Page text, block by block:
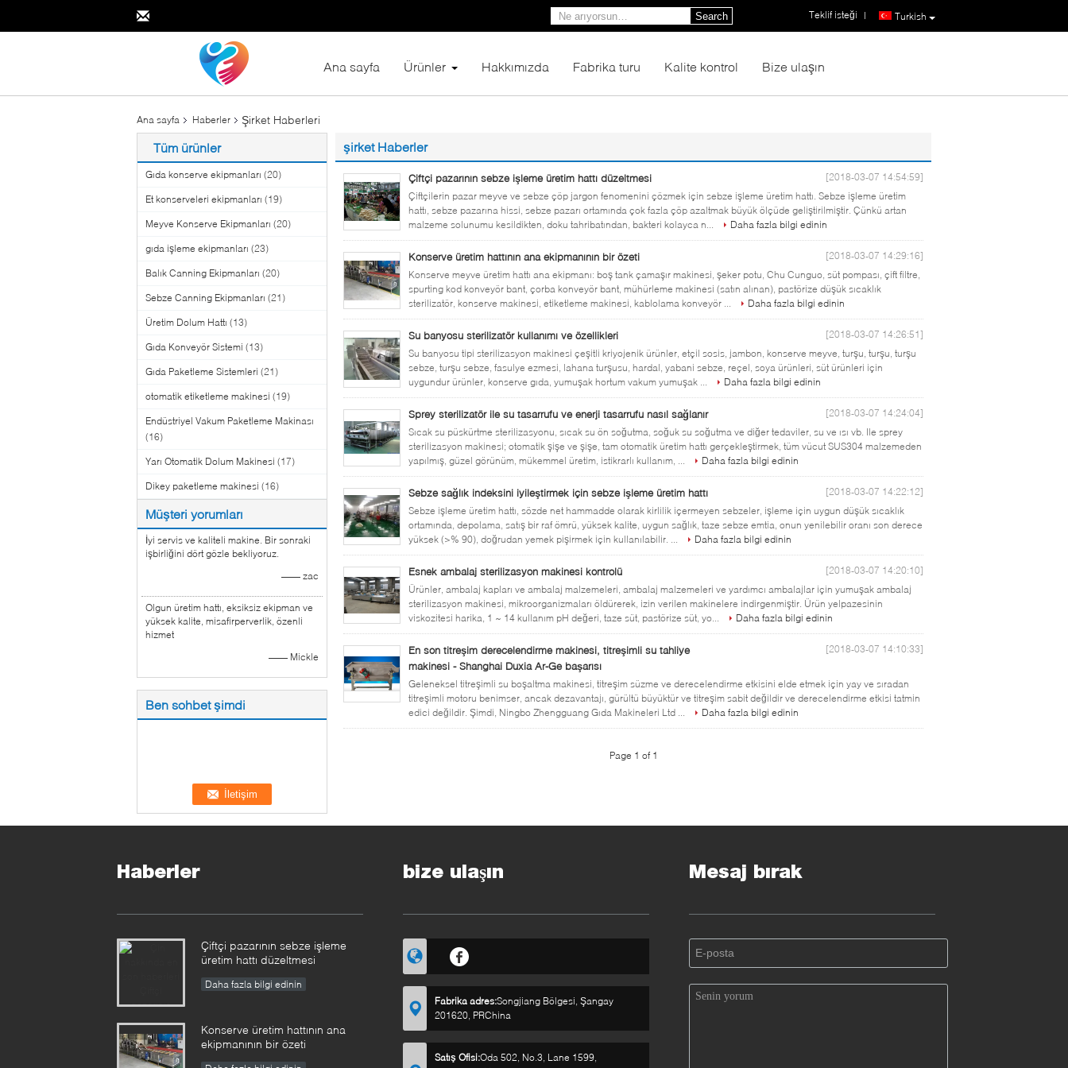
Turkish
Teklif isteği |
Search
Ana sayfa Ürünler Hakkımızda Fabrika turu Kalite kontrol Bize ulaşın
Ana sayfa Haberler Şirket Haberleri
Tüm ürünler
Gıda konserve ekipmanları (20)
Et konserveleri ekipmanları (19)
Meyve Konserve Ekipmanları (20)
gıda işleme ekipmanları (23)
Balık Canning Ekipmanları (20)
Sebze Canning Ekipmanları (21)
Üretim Dolum Hattı (13)
Gıda Konveyör Sistemi (13)
Gıda Paketleme Sistemleri (21)
otomatik etiketleme makinesi (19)
Endüstriyel Vakum Paketleme Makinası
(16)
Yarı Otomatik Dolum Makinesi (17)
Dikey paketleme makinesi (16)
Müşteri yorumları
İyi servis ve kaliteli makine. Bir sonraki
işbirliğini dört gözle bekliyoruz.
—— zac
Olgun üretim hattı, eksiksiz ekipman ve
yüksek kalite, misafirperverlik, özenli
hizmet
—— Mickle
Ben sohbet şimdi
şirket Haberler
Çiftçi pazarının sebze işleme üretim hattı düzeltmesi
[2018-03-07 14:54:59]
Çiftçilerin pazar meyve ve sebze çöp jargon fenomenini çözmek için sebze işleme üretim hattı. Sebze işleme üretim
hattı, sebze pazarına hissi, sebze pazarı ortamında çok fazla çöp azaltmak büyük ölçüde geliştirilmiştir. Çünkü artan
malzeme solunumu kesildikten, doku tahribatından, bakteri kolayca n...
Daha fazla bilgi edinin
Konserve üretim hattının ana ekipmanının bir özeti
[2018-03-07 14:29:16]
Konserve meyve üretim hattı ana ekipmanı: boş tank çamaşır makinesi, şeker potu, Chu Cunguo, süt pompası, çift filtre,
spurting kod konveyör bant, çorba konveyör bant, mühürleme makinesi (satın alınan), pastörize düşük sıcaklık
sterilizatör, konserve makinesi, etiketleme makinesi, kablolama konveyör ...
Daha fazla bilgi edinin
Su banyosu sterilizatör kullanımı ve özellikleri
[2018-03-07 14:26:51]
Su banyosu tipi sterilizasyon makinesi çeşitli kriyojenik ürünler, etçil sosis, jambon, konserve meyve, turşu, turşu, turşu
sebze, turşu sebze, fasulye ezmesi, lahana turşusu, hardal, yabani sebze, reçel, soya ürünleri, süt ürünleri için
uygundur ürünler, konserve gıda, yumuşak hortum vakum yumuşak ...
Daha fazla bilgi edinin
Sprey sterilizatör ile su tasarrufu ve enerji tasarrufu nasıl sağlanır
[2018-03-07 14:24:04]
Sıcak su püskürtme sterilizasyonu, sıcak su ön soğutma, soğuk su soğutma ve diğer tedaviler, su ve ısı vb. Ile sprey
sterilizasyon makinesi; otomatik şişe ve şişe, tam otomatik üretim hattı gerçekleştirmek, tüm vücut SUS304 malzemeden
yapılmış, güzel görünüm, mükemmel üretim, istikrarlı kullanım, ...
Daha fazla bilgi edinin
Sebze sağlık indeksini iyileştirmek için sebze işleme üretim hattı
[2018-03-07 14:22:12]
Sebze işleme üretim hattı, sözde net hammadde olarak kirlilik içermeyen sebzeler, işleme için uygun düşük sıcaklık
ortamında, depolama, satış bir raf ömrü, yüksek kalite, uygun sağlık, taze sebze emtia, onun yenilebilir oranı son derece
yüksek (>% 90), doğrudan yemek pişirmek için kullanılabilir. ...
Daha fazla bilgi edinin
Esnek ambalaj sterilizasyon makinesi kontrolü
[2018-03-07 14:20:10]
Ürünler, ambalaj kapları ve ambalaj malzemeleri, ambalaj malzemeleri ve yardımcı ambalajlar için yumuşak ambalaj
sterilizasyon makinesi, mikroorganizmaları öldürerek, izin verilen makinelere indirgenmiştir. Ürün yelpazesinin
viskozitesi harika, 1 ~ 14 kullanım pH değeri, taze süt, pastörize süt, yo...
Daha fazla bilgi edinin
En son titreşim derecelendirme makinesi, titreşimli su tahliye
makinesi - Shanghai Duxia Ar-Ge başarısı
[2018-03-07 14:10:33]
Geleneksel titreşimli su boşaltma makinesi, titreşim süzme ve derecelendirme etkisini elde etmek için yay ve sıradan
titreşimli motoru benimser, ancak dezavantajı, gürültü büyüktür ve titreşim sabit değildir ve derecelendirme etkisi tatmin
edici değildir. Şimdi, Ningbo Zhengguang Gıda Makineleri Ltd ...
Daha fazla bilgi edinin
Page 1 of 1
Haberler
Çiftçi pazarının sebze işleme
üretim hattı düzeltmesi
Daha fazla bilgi edinin
Konserve üretim hattının ana
ekipmanının bir özeti
bize ulaşın
Fabrika adres:Songjiang Bölgesi, Şangay
201620, PRChina
Satış Ofisi:Oda 502, No.3, Lane 1599,
Mesaj bırak